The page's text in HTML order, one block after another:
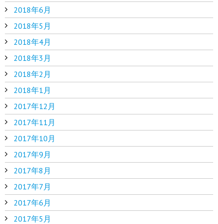
2018年6月
2018年5月
2018年4月
2018年3月
2018年2月
2018年1月
2017年12月
2017年11月
2017年10月
2017年9月
2017年8月
2017年7月
2017年6月
2017年5月